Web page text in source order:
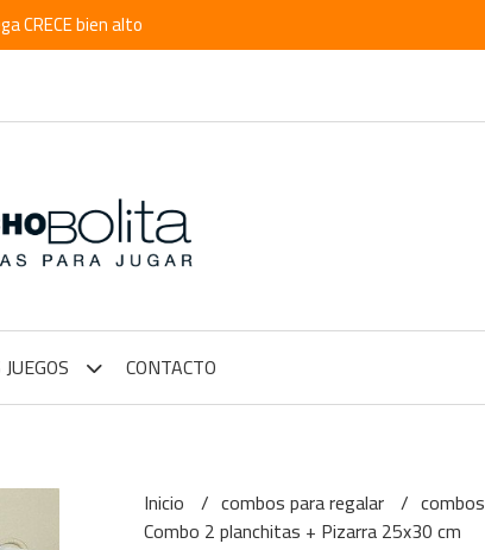
CRECE bien alto
CONTACTO
Inicio combos para regalar
Combo 2 planchitas + Pizarra 25x30 cm